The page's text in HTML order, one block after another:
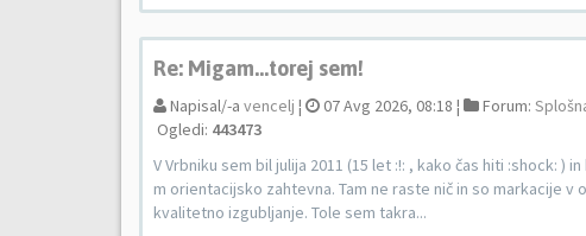
Re: Migam...torej sem!
Napisal/-a vencelj ¦ 07 Avg 2026, 08:18 ¦ Forum:
Ogledi: 443473
V Vrbniku sem bil julija 2011 (15 let :!: , kako čas hiti :shock:
m orientacijsko zahtevna. Tam ne raste nič in so markacije
kvalitetno izgubljanje. Tole sem takra...